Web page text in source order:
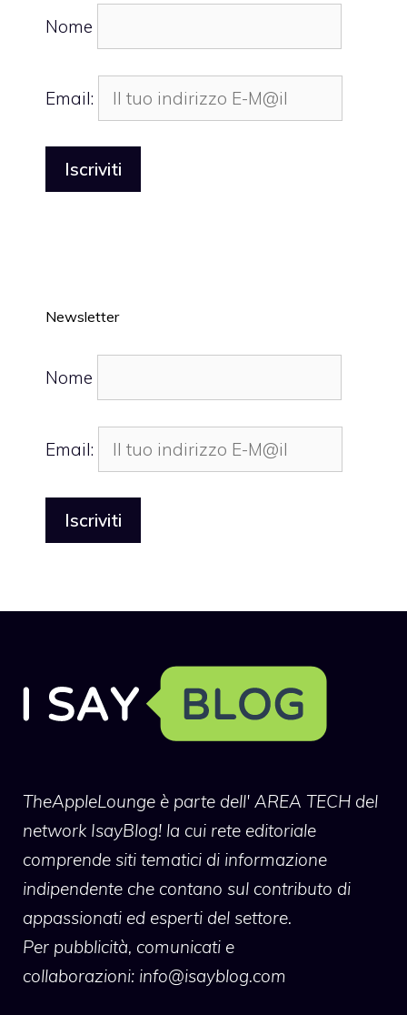
Nome
Email:
Newsletter
Nome
Email:
TheAppleLounge è parte dell' AREA TECH del
network IsayBlog! la cui rete editoriale
comprende siti tematici di informazione
indipendente che contano sul contributo di
appassionati ed esperti del settore.
Per pubblicità, comunicati e
collaborazioni: info@isayblog.com